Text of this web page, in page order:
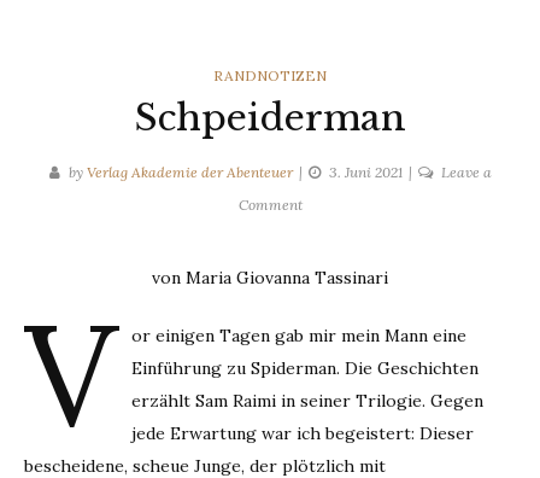
CATEGORIES
RANDNOTIZEN
Schpeiderman
by Verlag Akademie der Abenteuer 3. Juni 2021
Leave a
Commenton
von Maria Giovanna Tassinari
V
or einigen Tagen gab mir mein Mann eine
Einführung zu Spiderman. Die Geschichten
erzählt Sam Raimi in seiner Trilogie. Gegen
jede Erwartung war ich begeistert: Dieser
bescheidene, scheue Junge, der plötzlich mit